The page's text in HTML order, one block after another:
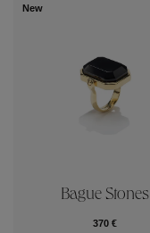
New
Bague Stones
370 €